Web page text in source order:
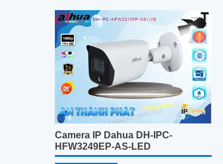
Camera IP Dahua DH-IPC-
HFW3249EP-AS-LED